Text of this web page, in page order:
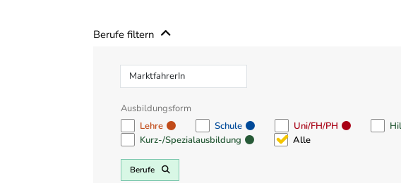
Berufe filtern
Beruf
Ausbildungsform
Lehre
Schule Uni/FH/PH
Kurz-/Spezialausbildung
Alle
Berufe